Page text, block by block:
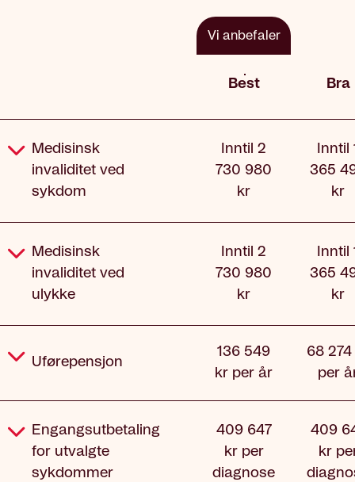
Vi anbefaler
Best Bra
Medisinsk
invaliditet ved
sykdom
Inntil 2
730 980
kr
Inntil
365
kr
Medisinsk
invaliditet ved
ulykke
Inntil 2
730 980
kr
Inntil
365
kr
Uførepensjon
136 549
kr per år
68
per
Engangsutbetaling
for utvalgte
sykdommer
409 647
kr per
diagnose
409
kr